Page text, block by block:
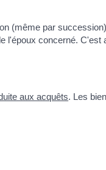
(même par
l'époux concerné.
aux acquêts. Les